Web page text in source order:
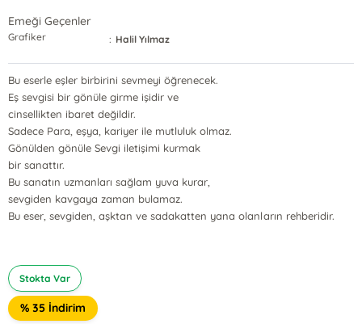
Emeği Geçenler
Grafiker : Halil Yılmaz
Bu eserle eşler birbirini sevmeyi öğrenecek.
Eş sevgisi bir gönüle girme işidir ve
cinsellikten ibaret değildir.
Sadece Para, eşya, kariyer ile mutluluk olmaz.
Gönülden gönüle Sevgi iletişimi kurmak
bir sanattır.
Bu sanatın uzmanları sağlam yuva kurar,
sevgiden kavgaya zaman bulamaz.
Bu eser, sevgiden, aşktan ve sadakatten yana olanların rehberidir.
Stokta Var
% 35 İndirim